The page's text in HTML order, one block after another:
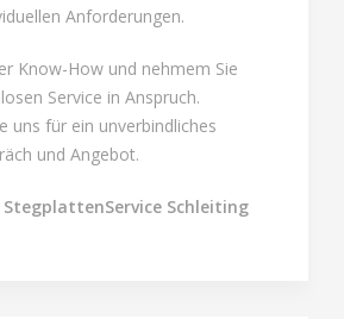
Anforderungen.
Know-How und nehmem Sie
Service in Anspruch.
uns für ein unverbindliches
und Angebot.
Schleiting